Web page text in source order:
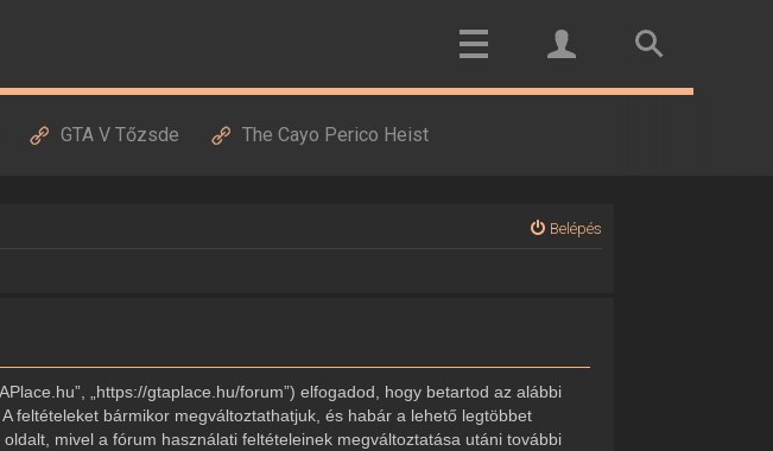
GTA V Tőzsde The Cayo Perico Heist
Belépés
„https://gtaplace.hu/forum”) elfogadod, hogy betartod az alábbi
feltételeket bármikor megváltoztathatjuk, és habár a lehető legtöbbet
mivel a fórum használati feltételeinek megváltoztatása utáni további